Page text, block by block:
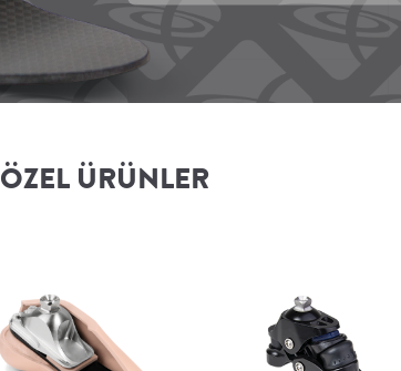
ÖZEL ÜRÜNLER​